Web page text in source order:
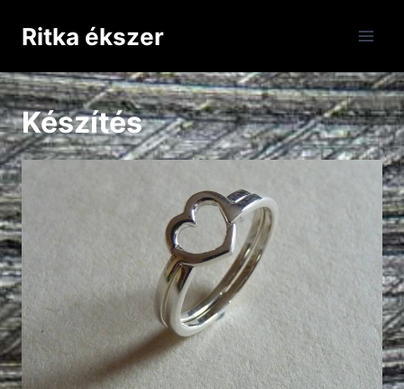
Ritka ékszer
Készítés